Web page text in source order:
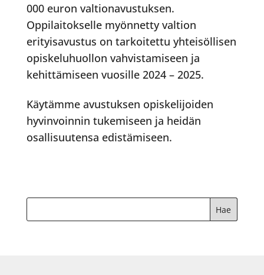
000 euron valtionavustuksen.
Oppilaitokselle myönnetty valtion
erityisavustus on tarkoitettu yhteisöllisen
opiskeluhuollon vahvistamiseen ja
kehittämiseen vuosille 2024 – 2025.
Käytämme avustuksen opiskelijoiden
hyvinvoinnin tukemiseen ja heidän
osallisuutensa edistämiseen.